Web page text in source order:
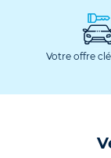
Votre offre